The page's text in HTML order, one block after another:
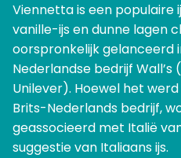
Viennetta is een populaire
vanille-ijs en dunne lagen
oorspronkelijk gelanceerd
Nederlandse bedrijf Wall’s
Unilever). Hoewel het
Brits-Nederlands bedrijf,
geassocieerd met Italië
suggestie van Italiaans ijs.